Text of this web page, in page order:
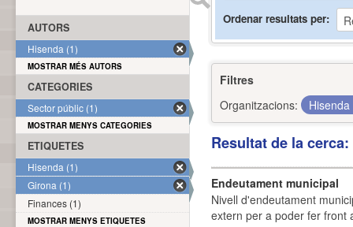
Ordenar resultats per
Filtres
Organitzacions:
Hisenda
Resultat de la
Endeutament municipal
Nivell d'endeutament
extern per a poder fer front
AUTORS
Hisenda (1)
MOSTRAR MÉS AUTORS
CATEGORIES
Sector públic (1)
MOSTRAR MENYS CATEGORIES
ETIQUETES
Hisenda (1)
Girona (1)
Finances (1)
MOSTRAR MENYS ETIQUETES